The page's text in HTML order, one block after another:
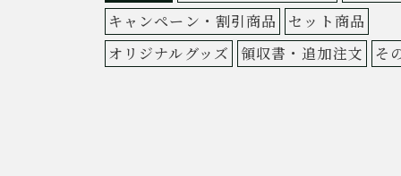
キャンペーン・割引商品
セット商品
オリジナルグッズ
領収書・追加注文 そ